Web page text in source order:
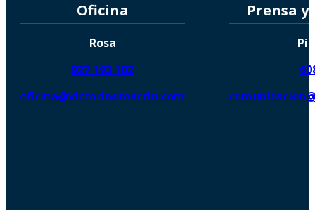
Oficina
Rosa
927 193 102
oficina@victorinomartin.com
Prensa